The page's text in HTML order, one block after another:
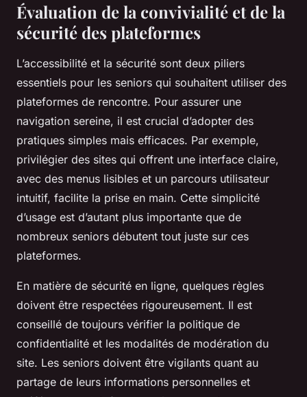
Évaluation de la convivialité et de la
sécurité des plateformes
L’accessibilité et la sécurité sont deux piliers
essentiels pour les seniors qui souhaitent utiliser des
plateformes de rencontre. Pour assurer une
navigation sereine, il est crucial d’adopter des
pratiques simples mais efficaces. Par exemple,
privilégier des sites qui offrent une interface claire,
avec des menus lisibles et un parcours utilisateur
intuitif, facilite la prise en main. Cette simplicité
d’usage est d’autant plus importante que de
nombreux seniors débutent tout juste sur ces
plateformes.
En matière de sécurité en ligne, quelques règles
doivent être respectées rigoureusement. Il est
conseillé de toujours vérifier la politique de
confidentialité et les modalités de modération du
site. Les seniors doivent être vigilants quant au
partage de leurs informations personnelles et